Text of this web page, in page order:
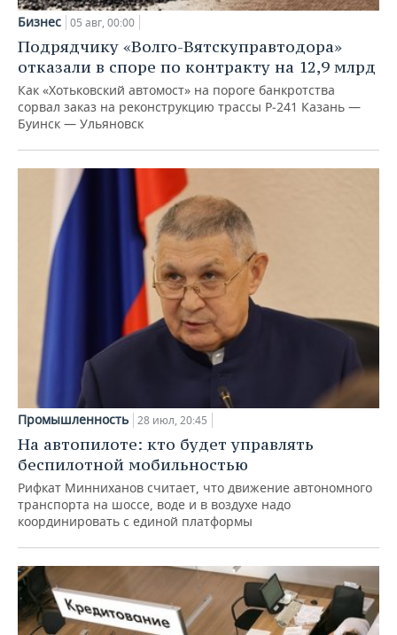
Бизнес 05 авг, 00:00
Подрядчику «Волго-Вятскуправтодора»
отказали в споре по контракту на 12,9 млрд
Как «Хотьковский автомост» на пороге банкротства
сорвал заказ на реконструкцию трассы Р‑241 Казань —
Буинск — Ульяновск
Промышленность 28 июл, 20:45
На автопилоте: кто будет управлять
беспилотной мобильностью
Рифкат Минниханов считает, что движение автономного
транспорта на шоссе, воде и в воздухе надо
координировать с единой платформы